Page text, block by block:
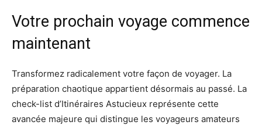
Votre prochain voyage commence
maintenant
Transformez radicalement votre façon de voyager. La
préparation chaotique appartient désormais au passé. La
check-list d’Itinéraires Astucieux représente cette
avancée majeure qui distingue les voyageurs amateurs